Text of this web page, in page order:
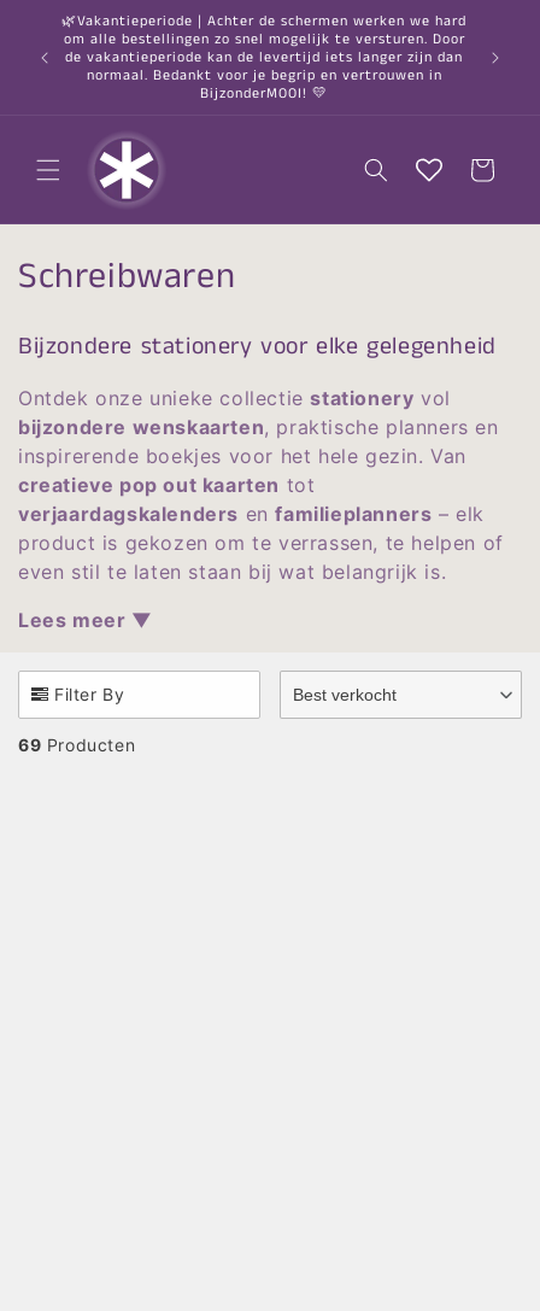
zum
Inhalt
🌿Vakantieperiode | Achter de schermen werken we hard
om alle bestellingen zo snel mogelijk te versturen. Door
de vakantieperiode kan de levertijd iets langer zijn dan
normaal. Bedankt voor je begrip en vertrouwen in
BijzonderMOOI! 💛
○ Vor
nach
Warenkorb
K
a
t
e
g
o
r
i
Schreibwaren
Bijzondere stationery voor elke gelegenheid
Ontdek onze unieke collectiestationery vol
bijzondere wenskaarten, praktische planners en
inspirerende boekjes voor het hele gezin. Van
creatieve pop out kaarten tot
verjaardagskalenders enfamilieplanners – elk
product is gekozen om te verrassen, te helpen of
even stil te laten staan bij wat belangrijk is.
Lees meer ▼
Filter By
69 Producten
Best verkocht